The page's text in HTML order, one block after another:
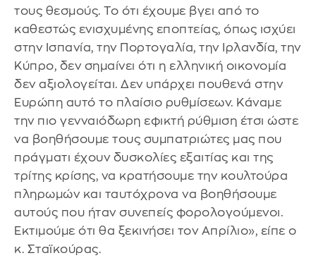
τους θεσμούς. Το ότι έχουμε βγει από το
καθεστώς ενισχυμένης εποπτείας, όπως ισχύει
στην Ισπανία, την Πορτογαλία, την Ιρλανδία, την
Κύπρο, δεν σημαίνει ότι η ελληνική οικονομία
δεν αξιολογείται. Δεν υπάρχει πουθενά στην
Ευρώπη αυτό το πλαίσιο ρυθμίσεων. Κάναμε
την πιο γενναιόδωρη εφικτή ρύθμιση έτσι ώστε
να βοηθήσουμε τους συμπατριώτες μας που
πράγματι έχουν δυσκολίες εξαιτίας και της
τρίτης κρίσης, να κρατήσουμε την κουλτούρα
πληρωμών και ταυτόχρονα να βοηθήσουμε
αυτούς που ήταν συνεπείς φορολογούμενοι.
Εκτιμούμε ότι θα ξεκινήσει τον Απρίλιο», είπε ο
κ. Σταϊκούρας.